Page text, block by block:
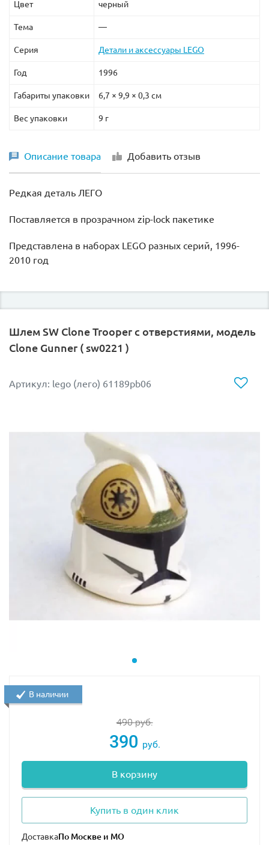
Цвет черный
Тема —
Серия Детали и аксессуары LEGO
Год 1996
Габариты упаковки 6,7 × 9,9 × 0,3 см
Вес упаковки 9 г
Описание товара Добавить отзыв
Редкая деталь ЛЕГО
Поставляется в прозрачном zip-lock пакетике
Представлена в наборах LEGO разных серий, 1996-
2010 год
Шлем SW Clone Trooper с отверстиями, модель
Clone Gunner ( sw0221 )
Артикул: lego (лего) 61189pb06
490руб.
390 руб.
В корзину
Купить в один клик
Доставка
В наличии